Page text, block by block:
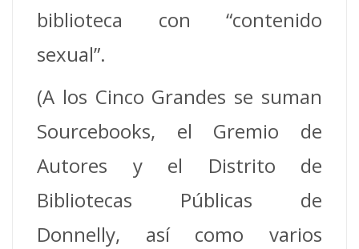
biblioteca con “contenido
sexual”.
(A los Cinco Grandes se suman
Sourcebooks, el Gremio de
Autores y el Distrito de
Bibliotecas Públicas de
Donnelly, así como varios